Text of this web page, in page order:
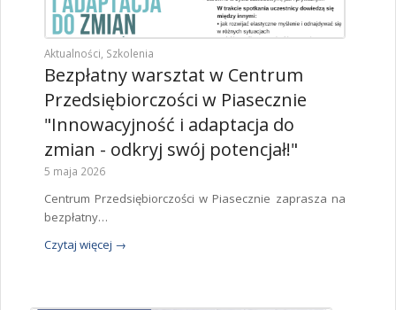
Aktualności Szkolenia
Bezpłatny warsztat w Centrum
Przedsiębiorczości w Piasecznie
"Innowacyjność i adaptacja do
zmian - odkryj swój potencjał!"
5 maja 2026
Centrum Przedsiębiorczości w Piasecznie zaprasza na
bezpłatny…
Czytaj więcej →